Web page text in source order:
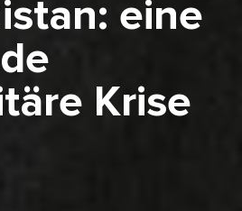
eine
Krise